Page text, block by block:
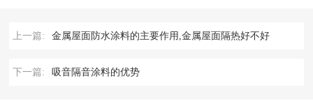
上一篇: 金属屋面防水涂料的主要作用,金属屋面隔热好不好
下一篇: 吸音隔音涂料的优势